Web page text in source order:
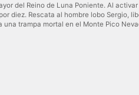
del Reino de Luna Poniente. Al activar
Rescata al hombre lobo Sergio,
trampa mortal en el Monte Pico